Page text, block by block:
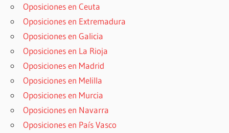
Oposiciones en Ceuta
Oposiciones en Extremadura
Oposiciones en Galicia
Oposiciones en La Rioja
Oposiciones en Madrid
Oposiciones en Melilla
Oposiciones en Murcia
Oposiciones en Navarra
Oposiciones en País Vasco